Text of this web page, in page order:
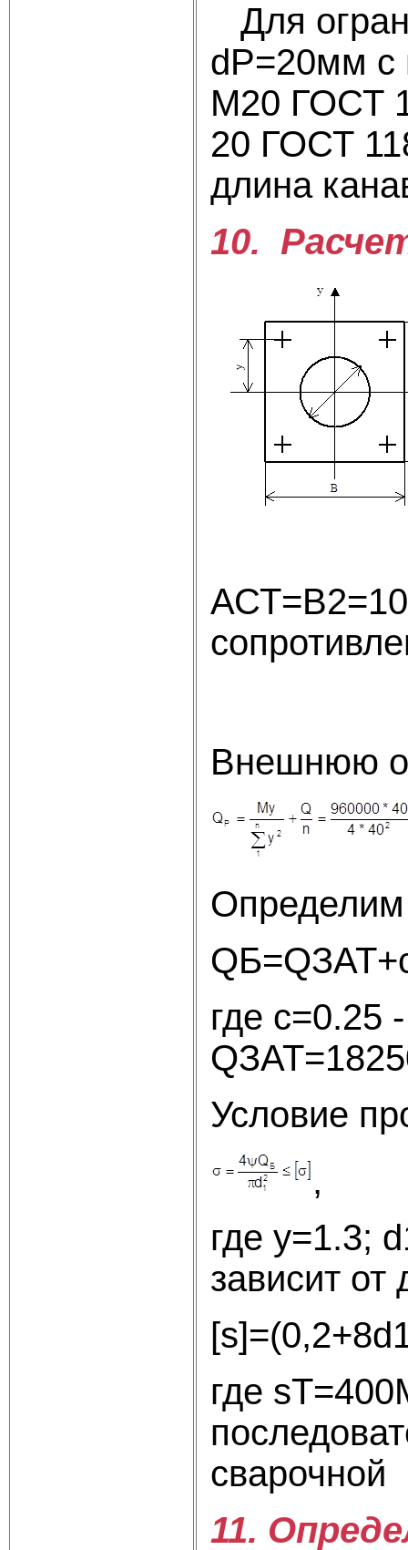
Для
dР=20мм с
М20 ГОСТ
20 ГОСТ
длина
10.
Внешнюю
Определим
где c=0.25
Условие
,
где y=1.3;
зависит
где
11.